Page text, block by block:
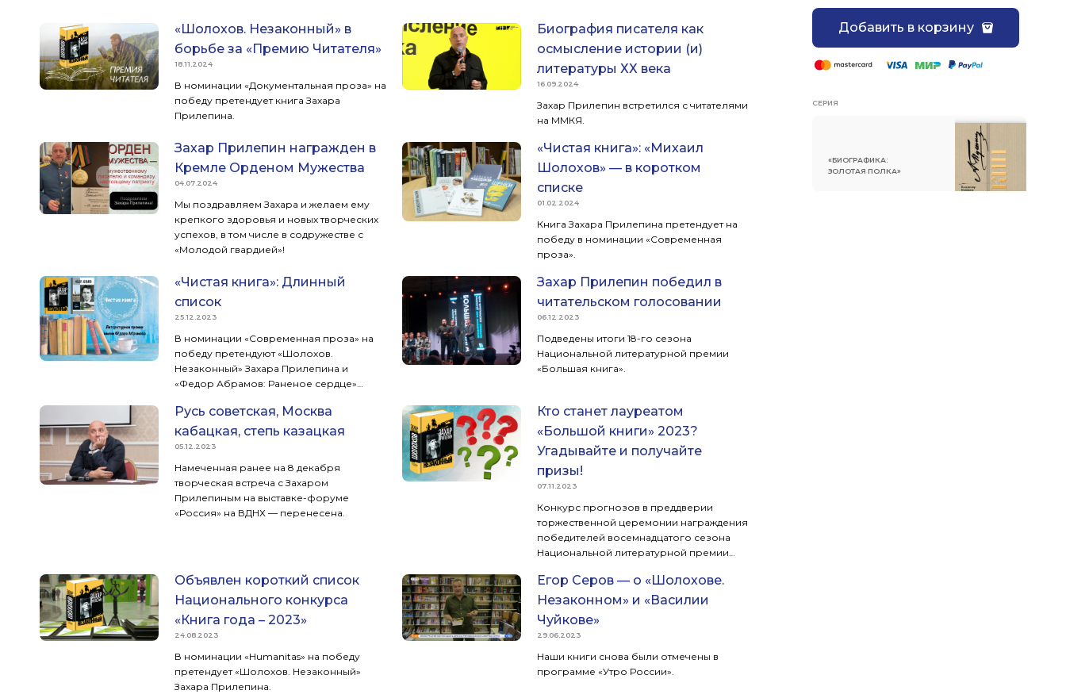
«Шолохов. Незаконный» в
борьбе за «Премию Читателя»
18.11.2024
В номинации «Документальная проза» на
победу претендует книга Захара
Прилепина.
Биография писателя как
осмысление истории (и)
литературы ХХ века
16.09.2024
Захар Прилепин встретился с читателями
на ММКЯ.
Захар Прилепин награжден в
Кремле Орденом Мужества
04.07.2024
Мы поздравляем Захара и желаем ему
крепкого здоровья и новых творческих
успехов, в том числе в содружестве с
«Молодой гвардией»!
«Чистая книга»: «Михаил
Шолохов» — в коротком
списке
01.02.2024
Книга Захара Прилепина претендует на
победу в номинации «Современная
проза».
«Чистая книга»: Длинный
список
25.12.2023
В номинации «Современная проза» на
победу претендуют «Шолохов.
Незаконный» Захара Прилепина и
«Федор Абрамов: Раненое сердце»
Захар Прилепин победил в
читательском голосовании
06.12.2023
Подведены итоги 18-го сезона
Национальной литературной премии
«Большая книга».
Русь советская, Москва
кабацкая, степь казацкая
05.12.2023
Намеченная ранее на 8 декабря
творческая встреча с Захаром
Прилепиным на выставке-форуме
«Россия» на ВДНХ — перенесена.
Кто станет лауреатом
«Большой книги» 2023?
Угадывайте и получайте
призы!
07.11.2023
Конкурс прогнозов в преддверии
торжественной церемонии награждения
победителей восемнадцатого сезона
Национальной литературной премии
Доме Пашкова).
Объявлен короткий список
Национального конкурса
«Книга года – 2023»
24.08.2023
В номинации «Humanitas» на победу
претендует «Шолохов. Незаконный»
Захара Прилепина.
Егор Серов — о «Шолохове.
Незаконном» и «Василии
Чуйкове»
29.06.2023
Наши книги снова были отмечены в
программе «Утро России».
Добавить в корзину
СЕРИЯ
«БИОГРАФИКА:
ЗОЛОТАЯ ПОЛКА»